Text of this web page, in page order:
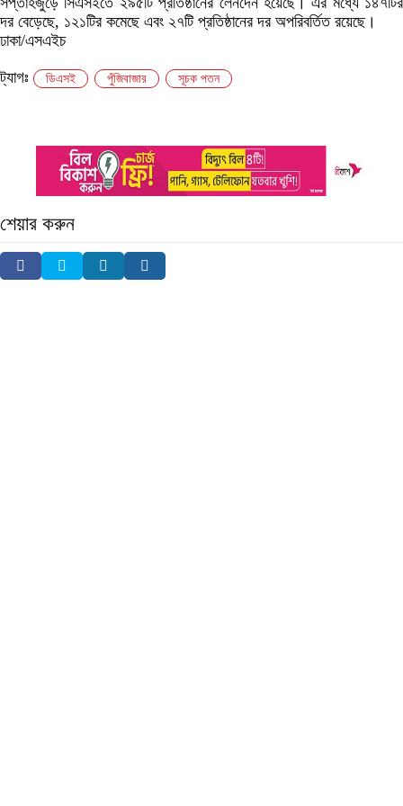
দর বেড়েছে, ১২১টির কমেছে এবং ২৭টি প্রতিষ্ঠানের দর অপরিবর্তিত রয়েছে।
ঢাকা/এসএইচ
ট্যাগঃ ডিএসই পুঁজিবাজার সূচক পতন
শেয়ার করুন